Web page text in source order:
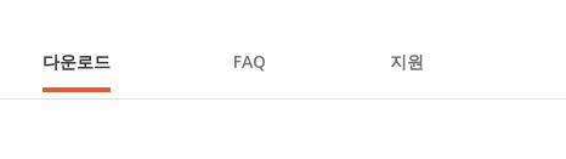
다운로드 FAQ 지원